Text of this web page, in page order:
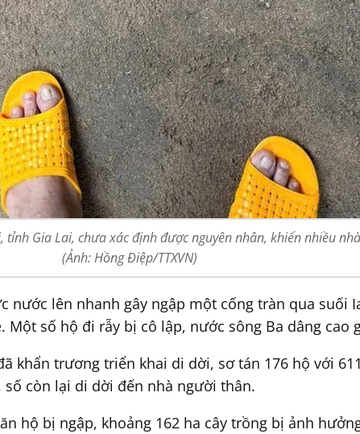
tỉnh Gia Lai, chưa xác định được nguyên nhân, khiến nhiều
(Ảnh: Hồng Điệp/TTXVN)
lên nhanh gây ngập một cống tràn qua suối
Một số hộ đi rẫy bị cô lập, nước sông Ba dâng
khẩn trương triển khai di dời, sơ tán 176 hộ với
còn lại di dời đến nhà người thân.
hộ bị ngập, khoảng 162 ha cây trồng bị ảnh